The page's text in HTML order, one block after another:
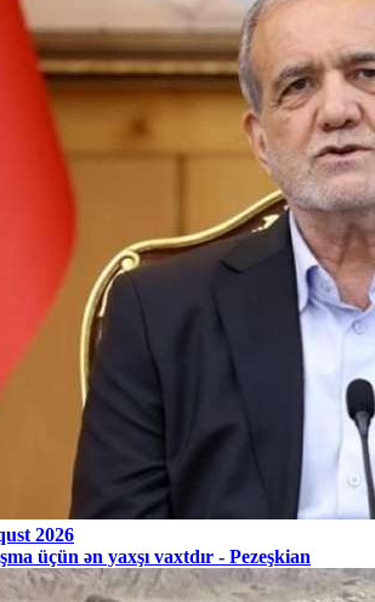
2026
üçün ən yaxşı vaxtdır - Pezeşkian